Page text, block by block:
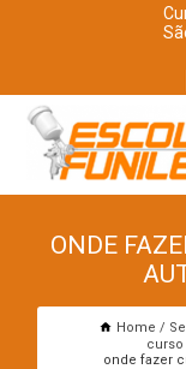
ONDE
Home
curso
onde fazer